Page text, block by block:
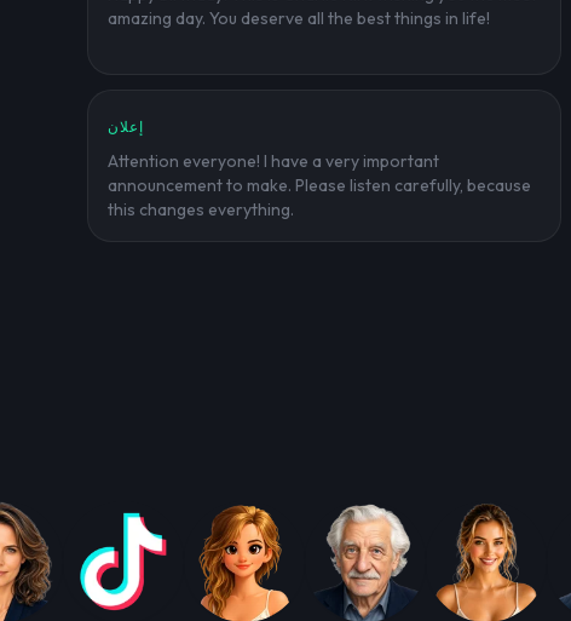
amazing day. You deserve all the best things in life!
إعلان
Attention everyone! I have a very important
announcement to make. Please listen carefully, because
this changes everything.